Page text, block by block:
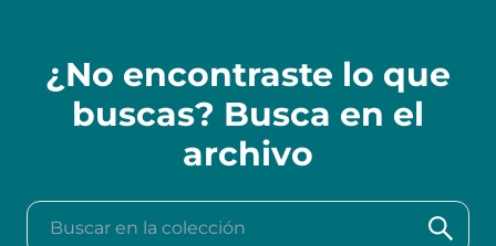
¿No encontraste lo que
buscas? Busca en el
archivo
Buscar en la colección